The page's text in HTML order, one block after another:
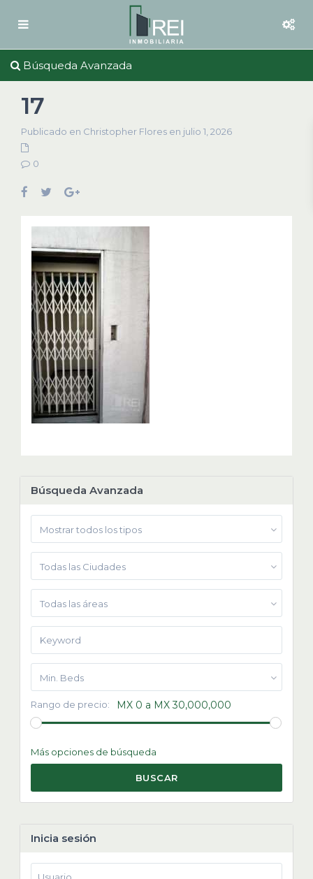
Búsqueda Avanzada
17
Publicado en Christopher Flores en julio 1, 2026
0
Búsqueda Avanzada
Mostrar todos los tipos
Todas las Ciudades
Todas las áreas
Min. Beds
Rango de precio: MX 0 a MX 30,000,000
Más opciones de búsqueda
BUSCAR
Inicia sesión